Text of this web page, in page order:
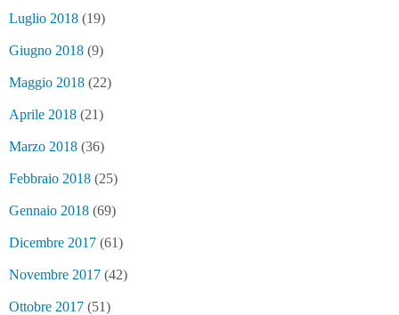
Luglio 2018 (19)
Giugno 2018 (9)
Maggio 2018 (22)
Aprile 2018 (21)
Marzo 2018 (36)
Febbraio 2018 (25)
Gennaio 2018 (69)
Dicembre 2017 (61)
Novembre 2017 (42)
Ottobre 2017 (51)